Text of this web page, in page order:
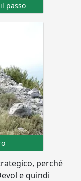
passo
perché
e quindi